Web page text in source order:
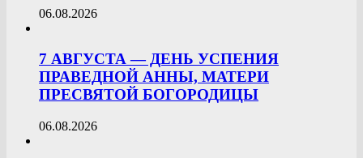
06.08.2026
7 АВГУСТА — ДЕНЬ УСПЕНИЯ
ПРАВЕДНОЙ АННЫ, МАТЕРИ
ПРЕСВЯТОЙ БОГОРОДИЦЫ
06.08.2026